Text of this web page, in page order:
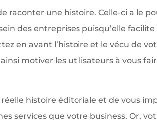
raconter une histoire. Celle-ci a le
des entreprises puisqu’elle
en avant l’histoire et le vécu de
motiver les utilisateurs à vous
histoire éditoriale et de vous
services que votre business. Or,